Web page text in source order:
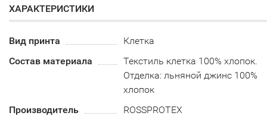
ХАРАКТЕРИСТИКИ
Вид принта
Клетка
Состав материала
Текстиль клетка 100% хлопок.
Отделка: льняной джинс 100%
хлопок
Производитель
ROSSPROTEX